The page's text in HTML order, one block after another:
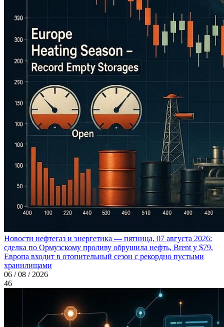
Новости нефтегаз и энергетика — пятница, 07 августа 2026:
сделка по Ормузскому проливу обрушила нефть, Brent у $79,
Европа входит в отопительный сезон с рекордно пустыми
хранилищами
06 / 08 / 2026
46